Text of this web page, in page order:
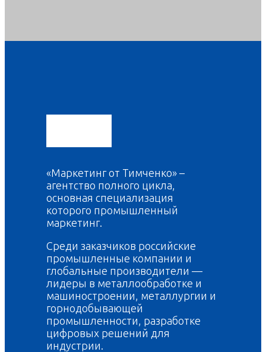
«Маркетинг от Тимченко» –
агентство полного цикла,
основная специализация
которого промышленный
маркетинг.
Среди заказчиков российские
промышленные компании и
глобальные производители —
лидеры в металлообработке и
машиностроении, металлургии и
горнодобывающей
промышленности, разработке
цифровых решений для
индустрии.